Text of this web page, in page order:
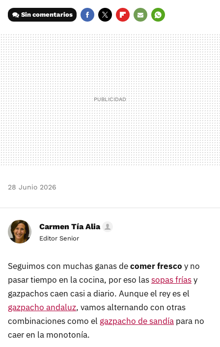
Sin comentarios
MAIL
28 Junio 2026
Carmen Tía Alia
Editor Senior
Seguimos con muchas ganas decomer fresco y no
pasar tiempo en la cocina, por eso lassopas fríasy
gazpachos caen casi a diario. Aunque el rey es el
gazpacho andaluz, vamos alternando con otras
combinaciones como el gazpacho de sandía para no
caer en la monotonía.